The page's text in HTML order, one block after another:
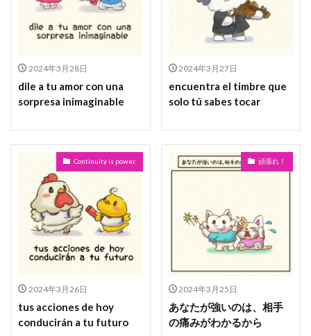
2024年3月28日
dile a tu amor con una
sorpresa inimaginable
2024年3月27日
encuentra el timbre que
solo tú sabes tocar
Continuity is power.
2024年3月26日
tus acciones de hoy
conducirán a tu futuro
頑張れ！
2024年3月25日
あなたが強いのは、相手
の痛みがわかるから